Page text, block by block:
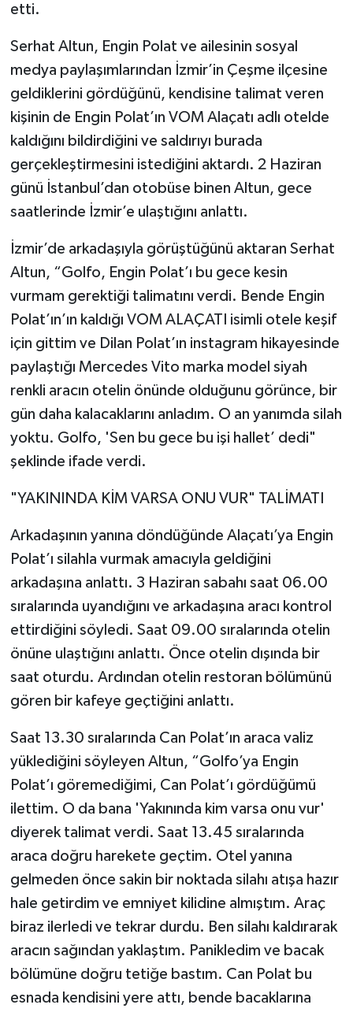
etti.
Serhat Altun, Engin Polat ve ailesinin sosyal
medya paylaşımlarından İzmir’in Çeşme ilçesine
geldiklerini gördüğünü, kendisine talimat veren
kişinin de Engin Polat’ın VOM Alaçatı adlı otelde
kaldığını bildirdiğini ve saldırıyı burada
gerçekleştirmesini istediğini aktardı. 2 Haziran
günü İstanbul’dan otobüse binen Altun, gece
saatlerinde İzmir’e ulaştığını anlattı.
İzmir’de arkadaşıyla görüştüğünü aktaran Serhat
Altun, “Golfo, Engin Polat’ı bu gece kesin
vurmam gerektiği talimatını verdi. Bende Engin
Polat’ın’ın kaldığı VOM ALAÇATI isimli otele keşif
için gittim ve Dilan Polat’ın instagram hikayesinde
paylaştığı Mercedes Vito marka model siyah
renkli aracın otelin önünde olduğunu görünce, bir
gün daha kalacaklarını anladım. O an yanımda silah
yoktu. Golfo, 'Sen bu gece bu işi hallet’ dedi"
şeklinde ifade verdi.
"YAKININDA KİM VARSA ONU VUR" TALİMATI
Arkadaşının yanına döndüğünde Alaçatı’ya Engin
Polat’ı silahla vurmak amacıyla geldiğini
arkadaşına anlattı. 3 Haziran sabahı saat 06.00
sıralarında uyandığını ve arkadaşına aracı kontrol
ettirdiğini söyledi. Saat 09.00 sıralarında otelin
önüne ulaştığını anlattı. Önce otelin dışında bir
saat oturdu. Ardından otelin restoran bölümünü
gören bir kafeye geçtiğini anlattı.
Saat 13.30 sıralarında Can Polat’ın araca valiz
yüklediğini söyleyen Altun, “Golfo’ya Engin
Polat’ı göremediğimi, Can Polat’ı gördüğümü
ilettim. O da bana 'Yakınında kim varsa onu vur'
diyerek talimat verdi. Saat 13.45 sıralarında
araca doğru harekete geçtim. Otel yanına
gelmeden önce sakin bir noktada silahı atışa hazır
hale getirdim ve emniyet kilidine almıştım. Araç
biraz ilerledi ve tekrar durdu. Ben silahı kaldırarak
aracın sağından yaklaştım. Panikledim ve bacak
bölümüne doğru tetiğe bastım. Can Polat bu
esnada kendisini yere attı, bende bacaklarına